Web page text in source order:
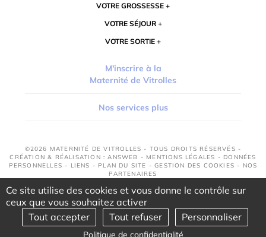
VOTRE GROSSESSE
VOTRE SÉJOUR
VOTRE SORTIE
M'inscrire à la
Maternité de Vitrolles
Nos services plus
©2026 MATERNITÉ DE VITROLLES - TOUS DROITS RÉSERVÉS -
CRÉATION & RÉALISATION : ANSWEB - MENTIONS LÉGALES - DONNÉES
PERSONNELLES - LIENS - PLAN DU SITE -GESTION DES COOKIES - NOS
PARTENAIRES
Ce site utilise des cookies et vous donne le contrôle sur
ceux que vous souhaitez activer
Tout accepter
Tout refuser Personnaliser
Politique de confidentialité